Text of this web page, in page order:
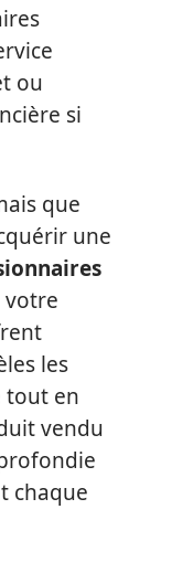
ou
si
que
une
votre
les
tout en
vendu
chaque